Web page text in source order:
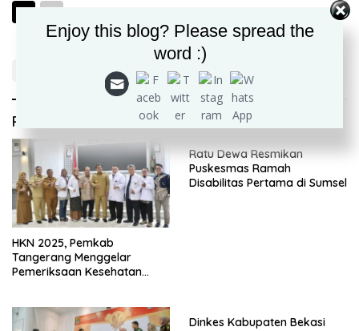
1
2
Rekomendasi untuk kamu
HKN 2025, Pemkab
Tangerang Menggelar
Pemeriksaan Kesehatan
Ratu Dewa Resmikan
Puskesmas Ramah
Disabilitas Pertama di Sumsel
Dinkes Kabupaten Bekasi
Enjoy this blog? Please spread the
word :)